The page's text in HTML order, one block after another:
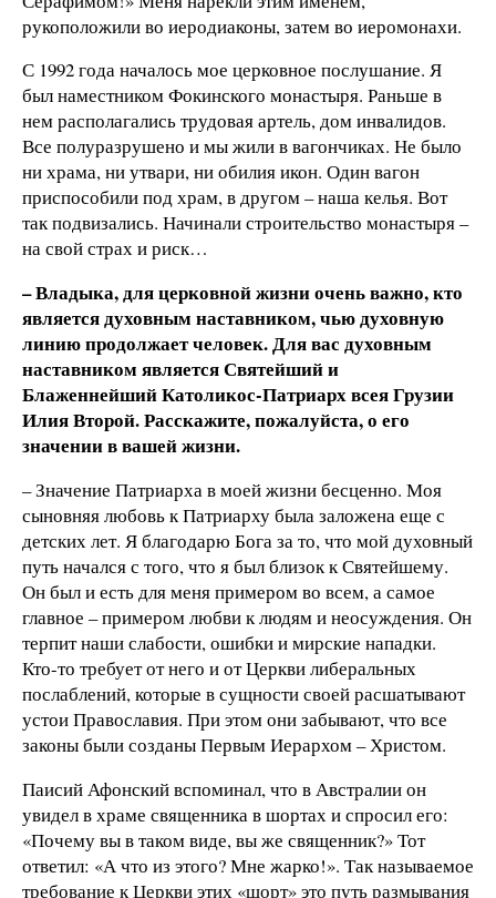
рукоположили во иеродиаконы, затем во иеромонахи.
С 1992 года началось мое церковное послушание. Я
был наместником Фокинского монастыря. Раньше в
нем располагались трудовая артель, дом инвалидов.
Все полуразрушено и мы жили в вагончиках. Не было
ни храма, ни утвари, ни обилия икон. Один вагон
приспособили под храм, в другом – наша келья. Вот
так подвизались. Начинали строительство монастыря –
на свой страх и риск…
– Владыка, для церковной жизни очень важно, кто
является духовным наставником, чью духовную
линию продолжает человек. Для вас духовным
наставником является Святейший и
Блаженнейший Католикос-Патриарх всея Грузии
Илия Второй. Расскажите, пожалуйста, о его
значении в вашей жизни.
– Значение Патриарха в моей жизни бесценно. Моя
сыновняя любовь к Патриарху была заложена еще с
детских лет. Я благодарю Бога за то, что мой духовный
путь начался с того, что я был близок к Святейшему.
Он был и есть для меня примером во всем, а самое
главное – примером любви к людям и неосуждения. Он
терпит наши слабости, ошибки и мирские нападки.
Кто-то требует от него и от Церкви либеральных
послаблений, которые в сущности своей расшатывают
устои Православия. При этом они забывают, что все
законы были созданы Первым Иерархом – Христом.
Паисий Афонский вспоминал, что в Австралии он
увидел в храме священника в шортах и спросил его:
«Почему вы в таком виде, вы же священник?» Тот
ответил: «А что из этого? Мне жарко!». Так называемое
требование к Церкви этих «шорт» это путь размывания